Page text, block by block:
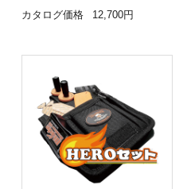
カタログ価格
12,700円